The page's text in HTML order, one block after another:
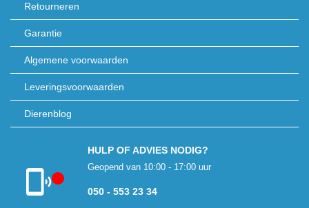
Retourneren
Garantie
Algemene voorwaarden
Leveringsvoorwaarden
Dierenblog
Klantenservice
HULP OF ADVIES NODIG?
Geopend van 10:00 - 17:00 uur
050 - 553 23 34